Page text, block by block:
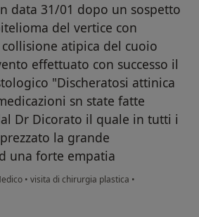
data 31/01 dopo un sospetto
del vertice con
atipica del cuoio
effettuato con successo il
"Discheratosi attinica
sn state fatte
Dr Dicorato il quale in tutti i
la grande
una forte empatia
• visita di chirurgia plastica •
Casimiro Fiorella